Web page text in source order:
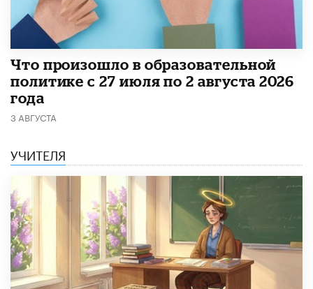
​Что произошло в образовательной
политике с 27 июля по 2 августа 2026
года
3 АВГУСТА
УЧИТЕЛЯ